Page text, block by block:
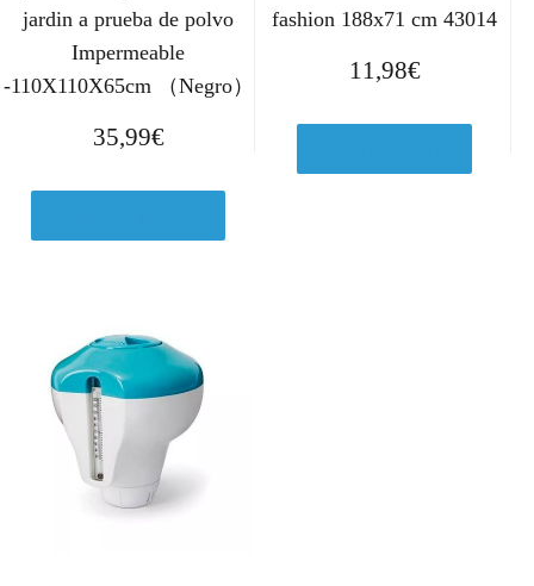
jardin a prueba de polvo
Impermeable
-110X110X65cm （Negro）
35,99€
fashion 188x71 cm 43014
11,98€